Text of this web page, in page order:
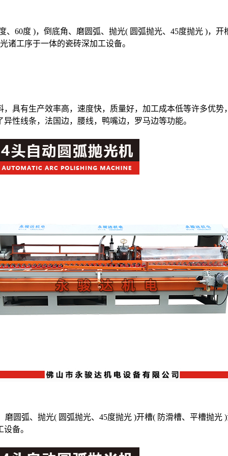
、60度 )，倒底角、磨圆弧、抛光( 圆弧抛光、45度抛光 )，
诸工序于一体的瓷砖深加工设备。
有生产效率高，速度快，质量好，加工成本低等许多优势
性线条，法国边，腰线，鸭嘴边，罗马边等功能。
圆弧、抛光( 圆弧抛光、45度抛光 )开槽( 防滑槽、平槽抛
备。